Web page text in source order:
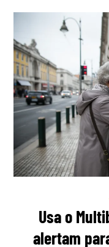
Usa o
alertam